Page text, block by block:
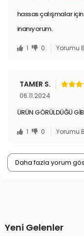
hassas çalışmalar
inanıyorum.
1 0 Yorumu
TAMER S.
06.11.2024
ÜRÜN GÖRÜLDÜĞÜ
1 0 Yorumu
Daha fazla yorum
Yeni Gelenler